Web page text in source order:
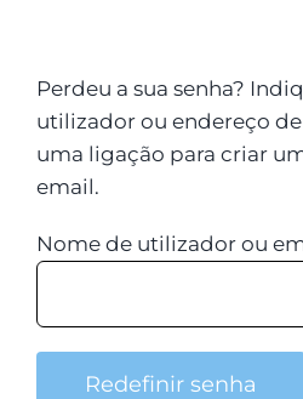
Perdeu a sua senha?
utilizador ou endereço
uma ligação para criar
email.
Nome de utilizador ou
Redefinir senha